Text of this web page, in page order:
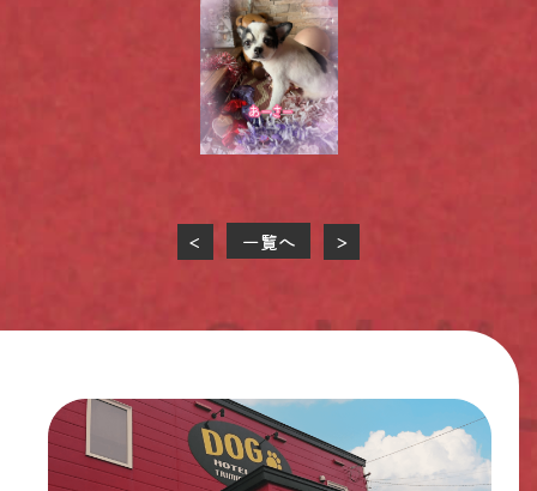
< 一覧へ >